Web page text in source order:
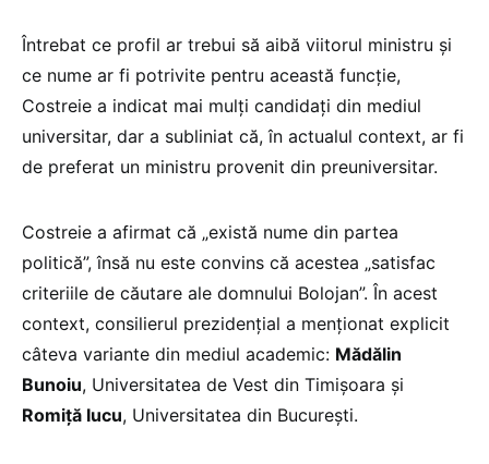
Întrebat ce profil ar trebui să aibă viitorul ministru și
ce nume ar fi potrivite pentru această funcție,
Costreie a indicat mai mulți candidați din mediul
universitar, dar a subliniat că, în actualul context, ar fi
de preferat un ministru provenit din preuniversitar.
Costreie a afirmat că „există nume din partea
politică”, însă nu este convins că acestea „satisfac
criteriile de căutare ale domnului Bolojan”. În acest
context, consilierul prezidențial a menționat explicit
câteva variante din mediul academic: Mădălin
Bunoiu, Universitatea de Vest din Timișoara și
Romiță Iucu, Universitatea din București.